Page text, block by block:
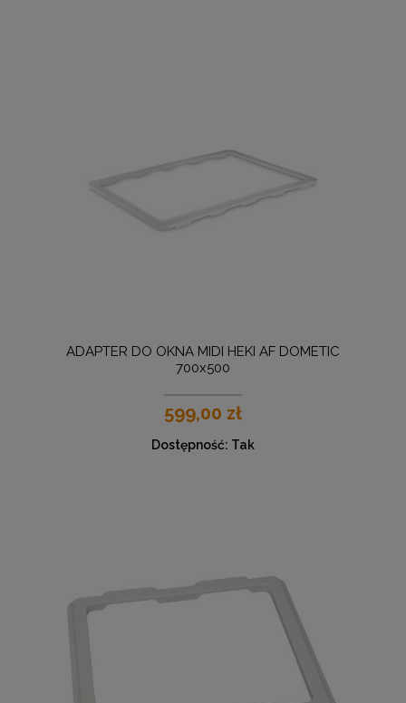
ADAPTER DO OKNA MIDI HEKI AF DOMETIC
700x500
599,00 zł
Dostępność: Tak